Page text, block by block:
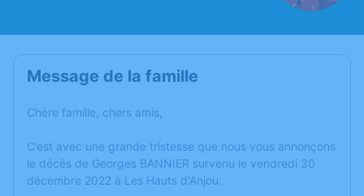
Message de la famille
Chère famille, chers amis,
C’est avec une grande tristesse que nous vous annonçons
le décès de Georges BANNIER survenu le vendredi 30
décembre 2022 à Les Hauts d'Anjou.